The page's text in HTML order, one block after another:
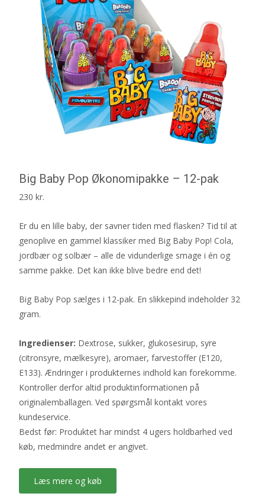
Big Baby Pop Økonomipakke – 12-pak
230 kr.
Er du en lille baby, der savner tiden med flasken? Tid til at
genoplive en gammel klassiker med Big Baby Pop! Cola,
jordbær og solbær – alle de vidunderlige smage i én og
samme pakke. Det kan ikke blive bedre end det!
Big Baby Pop sælges i 12-pak. En slikkepind indeholder 32
gram.
Ingredienser: Dextrose, sukker, glukosesirup, syre
(citronsyre, mælkesyre), aromaer, farvestoffer (E120,
E133). Ændringer i produkternes indhold kan forekomme.
Kontroller derfor altid produktinformationen på
originalemballagen. Ved spørgsmål kontakt vores
kundeservice.
Bedst før: Produktet har mindst 4 ugers holdbarhed ved
køb, medmindre andet er angivet.
Læs mere og køb